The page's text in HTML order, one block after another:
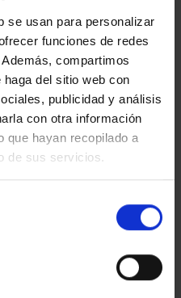
se usan para personalizar
funciones de redes
compartimos
del sitio web con
publicidad y análisis
con otra información
que hayan recopilado a
de sus servicios.